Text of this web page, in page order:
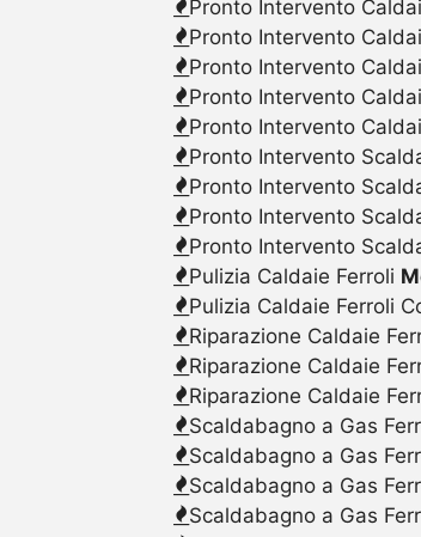
Pronto Intervento
Pronto Intervento
Pronto Intervento
Pronto Intervento
Pronto Intervento
Pronto Intervento
Pronto Intervento
Pronto Intervento
Pronto Intervento
Pulizia Caldaie Ferroli
Pulizia Caldaie Ferroli
Riparazione Caldaie
Riparazione Caldaie
Riparazione Caldaie
Scaldabagno a Gas
Scaldabagno a Gas
Scaldabagno a Gas
Scaldabagno a Gas